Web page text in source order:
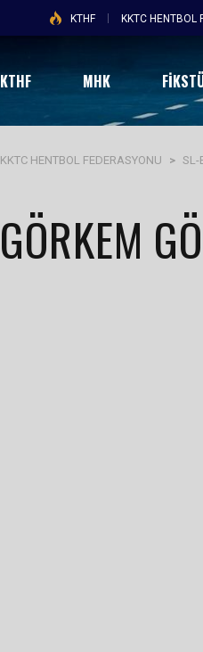
KTHF KKTC HENTBOL
KTHF MHK
KKTC HENTBOL FEDERASYONU > SL-
GÖRKEM